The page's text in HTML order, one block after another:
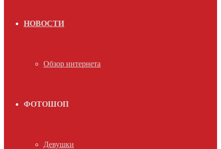
НОВОСТИ
Обзор интернета
ФОТОШОП
Девушки